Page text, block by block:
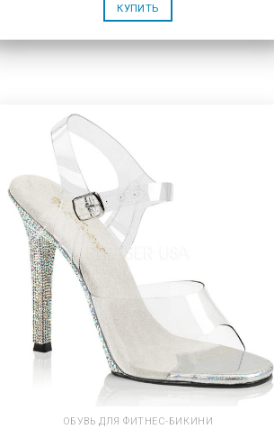
КУПИТЬ
ОБУВЬ ДЛЯ ФИТНЕС-БИКИНИ